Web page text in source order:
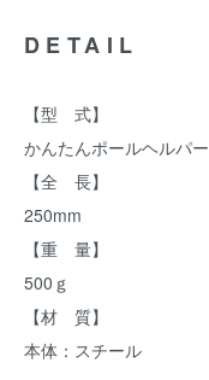
DETAIL
【型 式】
かんたんポールヘルパー
【全 長】
250mm
【重 量】
500ｇ
【材 質】
本体：スチール